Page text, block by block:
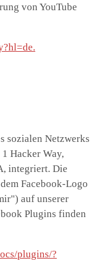
von YouTube
sozialen Netzwerks
Hacker Way,
integriert. Die
Facebook-Logo
auf unserer
Plugins finden
plugins/?